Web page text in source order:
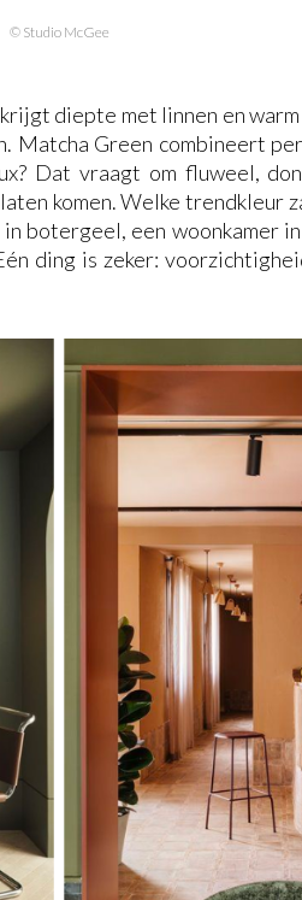
© Studio McGee
diepte met linnen en
Matcha Green combineert
Dat vraagt om fluweel,
komen. Welke trendkleur
botergeel, een woonkamer
ding is zeker: